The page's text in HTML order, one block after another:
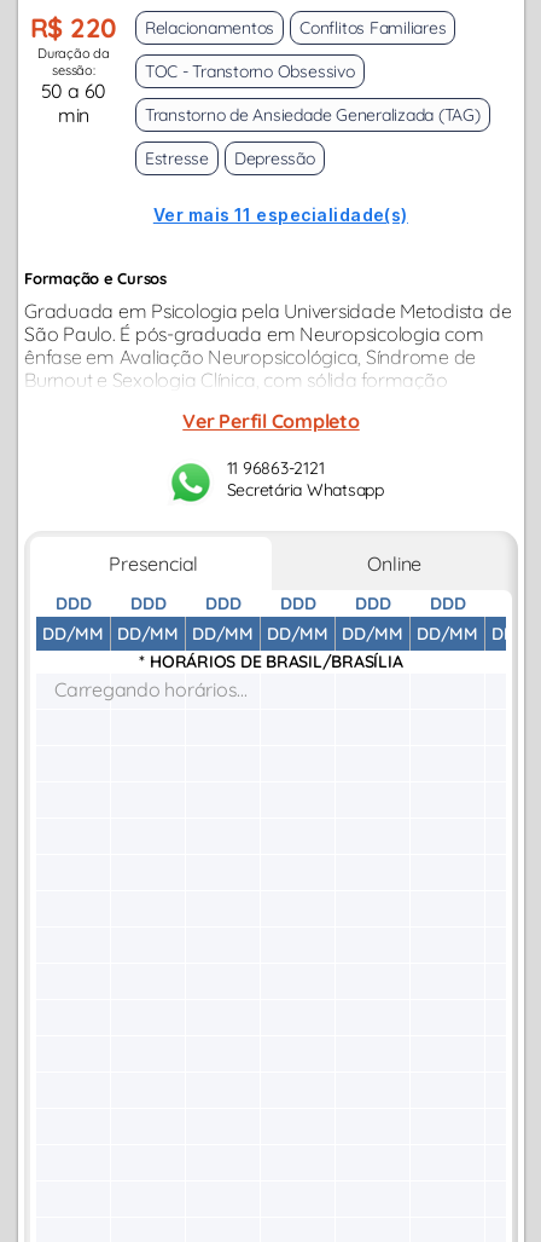
R$ 220
Duração da
sessão:
50 a 60
min
Relacionamentos
Conflitos Familiares
TOC - Transtorno Obsessivo
Transtorno de Ansiedade Generalizada (TAG)
Estresse
Depressão
Ver mais 11 especialidade(s)
Formação e Cursos
Graduada em Psicologia pela Universidade Metodista de
São Paulo. É pós-graduada em Neuropsicologia com
ênfase em Avaliação Neuropsicológica, Síndrome de
Burnout e Sexologia Clínica, com sólida formação
aspectos emocionais, cognitivos...
Ver Perfil Completo
11 96863-2121
Secretária Whatsapp
Presencial Online
DDD
DD/MM
DDD
DD/MM
DDD
DD/MM
DDD
DD/MM
DDD
DD/MM
DDD
DD/MM
DD/
* HORÁRIOS DE BRASIL/BRASÍLIA
Carregando horários...